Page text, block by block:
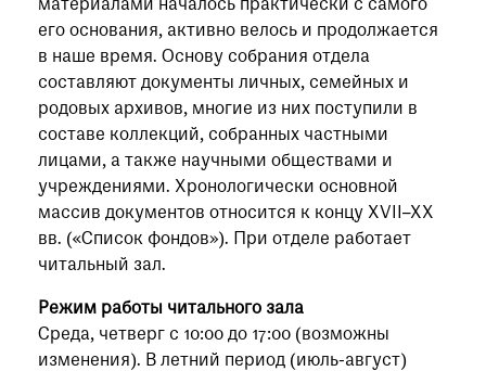
материалами началось практически с самого
его основания, активно велось и продолжается
в наше время. Основу собрания отдела
составляют документы личных, семейных и
родовых архивов, многие из них поступили в
составе коллекций, собранных частными
лицами, а также научными обществами и
учреждениями. Хронологически основной
массив документов относится к концу XVII–XХ
вв. («Список фондов»). При отделе работает
читальный зал.
Режим работы читального зала
Среда, четверг с 10:00 до 17:00 (возможны
изменения). В летний период (июль-август)